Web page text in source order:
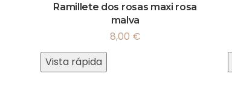
Ramillete dos rosas maxi rosa
malva
8,00 €
Vista rápida